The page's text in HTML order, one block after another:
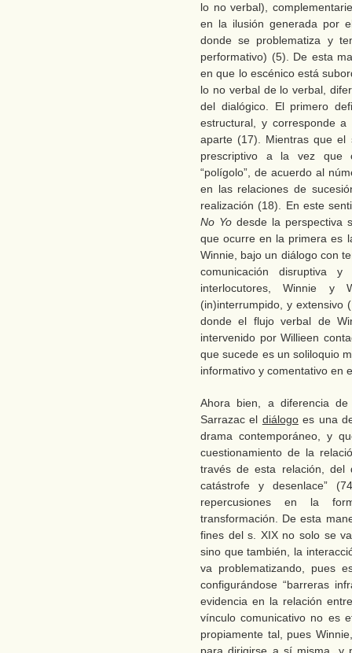
lo no verbal),
en la ilusión generada por
donde se problematiza y
performativo) (5). De esta
en que lo escénico está
lo no verbal de lo verbal,
del dialógico. El primero
estructural, y corresponde
aparte (17). Mientras que el
prescriptivo a la vez que
“polígolo”, de acuerdo al
en las relaciones de
realización (18). En este
No Yo desde la perspectiva
que ocurre en la primera es
Winnie, bajo un diálogo con
comunicación disruptiva
interlocutores, Winnie y
(in)interrumpido, y extensivo
donde el flujo verbal de
intervenido por Willieen
que sucede es un soliloquio
informativo y comentativo en
Ahora bien, a diferencia
Sarrazac el diálogoes una
drama contemporáneo, y
cuestionamiento de la
través de esta relación, del
catástrofe y desenlace”
repercusiones en la
transformación. De esta
fines del s. XIX no solo se
sino que también, la
va problematizando, pues
configurándose “barreras
evidencia en la relación
vínculo comunicativo no es
propiamente tal, pues